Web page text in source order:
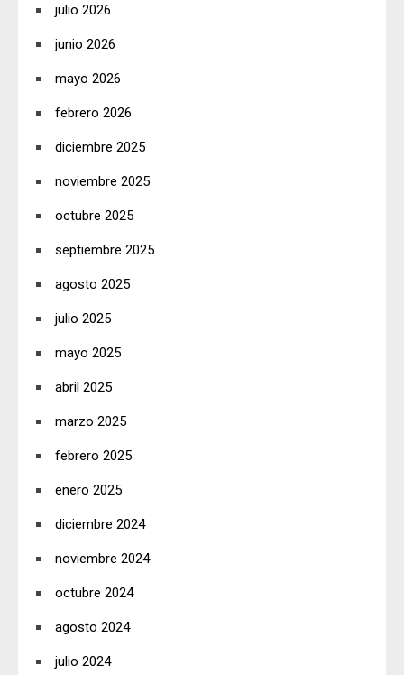
julio 2026
junio 2026
mayo 2026
febrero 2026
diciembre 2025
noviembre 2025
octubre 2025
septiembre 2025
agosto 2025
julio 2025
mayo 2025
abril 2025
marzo 2025
febrero 2025
enero 2025
diciembre 2024
noviembre 2024
octubre 2024
agosto 2024
julio 2024